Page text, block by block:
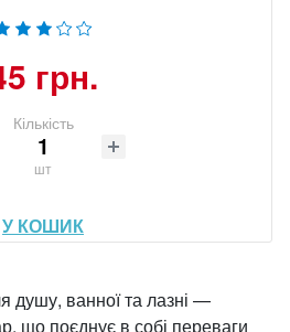
грн.
Кількість
шт
У КОШИК
душу, ванної та лазні —
що поєднує в собі переваги